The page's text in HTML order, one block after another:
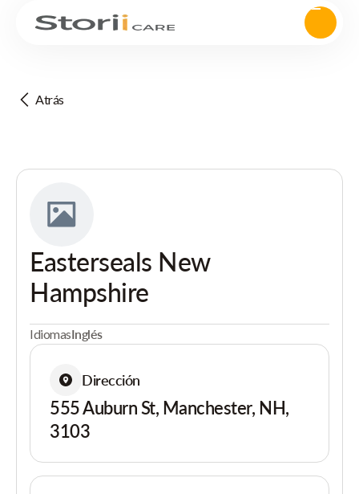
Atrás
Easterseals New
Hampshire
IdiomasInglés
Dirección
555 Auburn St, Manchester, NH,
3103